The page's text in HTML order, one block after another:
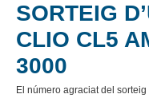
SORTEIG
CLIO CL5
3000
El número agraciat del